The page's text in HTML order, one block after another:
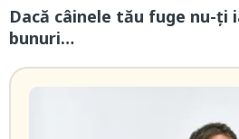
Dacă câinele tău fuge nu-ți
bunuri…